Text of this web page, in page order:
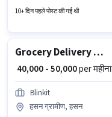
10+ दिन पहले पोस्ट की गई थी
Grocery Delivery Boy
₹ 40,000 - 50,000per महीना
Blinkit
हसन ग्रामीण, हसन